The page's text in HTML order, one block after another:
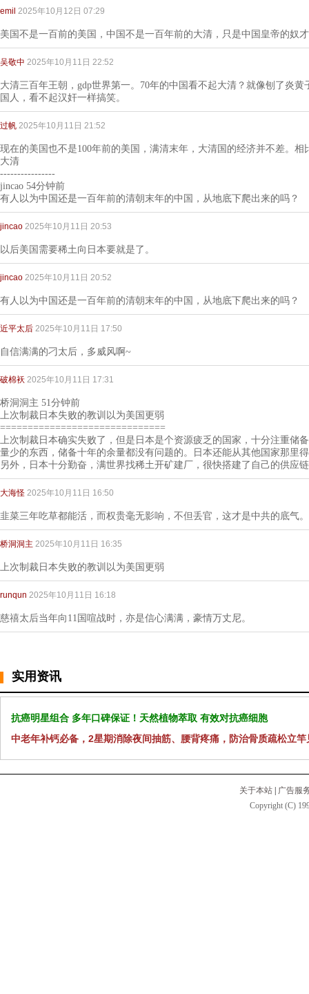
emil 2025年10月12日 07:29
美国不是一百前的美国，中国不是一百年前的大清，只是中国皇帝的奴
吴敬中 2025年10月11日 22:52
大清三百年王朝，gdp世界第一。70年的中国看不起大清？就像刨了炎
国人，看不起汉奸一样搞笑。
过帆 2025年10月11日 21:52
现在的美国也不是100年前的美国，满清末年，大清国的经济并不差。
大清
----------------
jincao 54分钟前
有人以为中国还是一百年前的清朝末年的中国，从地底下爬出来的吗？
jincao 2025年10月11日 20:53
以后美国需要稀土向日本要就是了。
jincao 2025年10月11日 20:52
有人以为中国还是一百年前的清朝末年的中国，从地底下爬出来的吗？
近平太后 2025年10月11日 17:50
自信满满的刁太后，多威风啊~
破棉袄 2025年10月11日 17:31
桥洞洞主 51分钟前
上次制裁日本失败的教训以为美国更弱
==============================
上次制裁日本确实失败了，但是日本是个资源疲乏的国家，十分注重储
量少的东西，储备十年的余量都没有问题的。日本还能从其他国家那里
另外，日本十分勤奋，满世界找稀土开矿建厂，很快搭建了自己的供应
大海怪 2025年10月11日 16:50
韭菜三年吃草都能活，而权贵毫无影响，不但丢官，这才是中共的底气。
桥洞洞主 2025年10月11日 16:35
上次制裁日本失败的教训以为美国更弱
runqun 2025年10月11日 16:18
慈禧太后当年向11国喧战时，亦是信心满满，豪情万丈尼。
实用资讯
抗癌明星组合 多年口碑保证！天然植物萃取 有效对抗癌细胞
中老年补钙必备，2星期消除夜间抽筋、腰背疼痛，防治骨质疏松立竿
关于本站
广告服
Copyright (C)